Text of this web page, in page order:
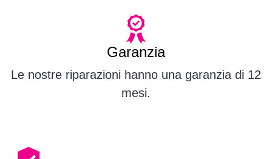
Garanzia
Le nostre riparazioni hanno una garanzia di 12
mesi.